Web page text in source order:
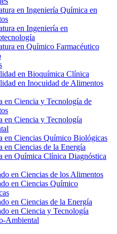
en Ingeniería Química en
en Ingeniería en
en Químico Farmacéutico
en Bioquímica Clínica
en Inocuidad de Alimentos
en Ciencia y Tecnología de
en Ciencia y Tecnología
en Ciencias Químico Biológicas
en Ciencias de la Energía
en Química Clínica Diagnóstica
en Ciencias de los Alimentos
en Ciencias Químico
en Ciencias de la Energía
en Ciencia y Tecnología
Ambiental